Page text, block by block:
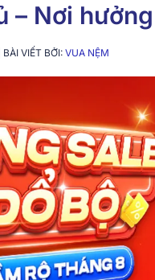
– Nơi
| BÀI VIẾT BỞI: VUA NỆM